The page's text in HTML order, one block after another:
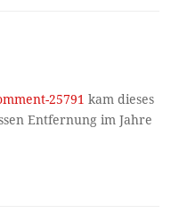
25791 kam dieses
Entfernung im Jahre